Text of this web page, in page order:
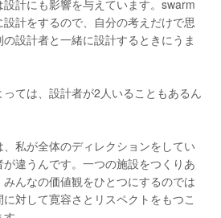
計にも影響を与えています。swarm
計をするので、自分の考えだけで思
設計者と一緒に設計するときにうま
ては、設計者が2人いることもあるん
私が全体のディレクションをしてい
違うんです。一つの施設をつくりあ
んなの価値観をひとつにするのでは
対して寛容さとリスペクトをもつこ